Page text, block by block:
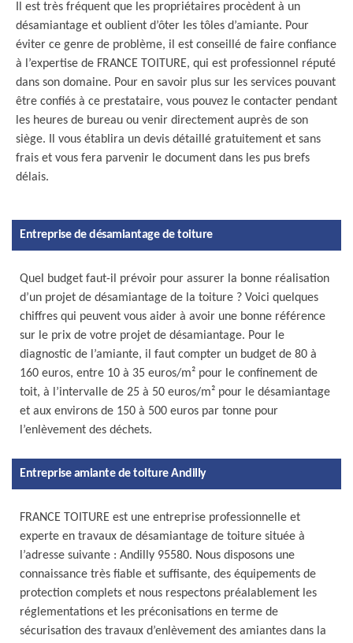
Il est très fréquent que les propriétaires procèdent à un
désamiantage et oublient d’ôter les tôles d’amiante. Pour
éviter ce genre de problème, il est conseillé de faire confiance
à l’expertise de FRANCE TOITURE, qui est professionnel réputé
dans son domaine. Pour en savoir plus sur les services pouvant
être confiés à ce prestataire, vous pouvez le contacter pendant
les heures de bureau ou venir directement auprès de son
siège. Il vous établira un devis détaillé gratuitement et sans
frais et vous fera parvenir le document dans les pus brefs
délais.
Entreprise de désamiantage de toiture
Quel budget faut-il prévoir pour assurer la bonne réalisation
d’un projet de désamiantage de la toiture ? Voici quelques
chiffres qui peuvent vous aider à avoir une bonne référence
sur le prix de votre projet de désamiantage. Pour le
diagnostic de l’amiante, il faut compter un budget de 80 à
160 euros, entre 10 à 35 euros/m² pour le confinement de
toit, à l’intervalle de 25 à 50 euros/m² pour le désamiantage
et aux environs de 150 à 500 euros par tonne pour
l’enlèvement des déchets.
Entreprise amiante de toiture Andilly
FRANCE TOITURE est une entreprise professionnelle et
experte en travaux de désamiantage de toiture située à
l’adresse suivante : Andilly 95580. Nous disposons une
connaissance très fiable et suffisante, des équipements de
protection complets et nous respectons préalablement les
réglementations et les préconisations en terme de
sécurisation des travaux d’enlèvement des amiantes dans la